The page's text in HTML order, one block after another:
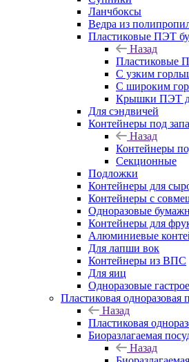
Ланчбоксы
Ведра из
Пластиковые ПЭТ
Назад
Пластиковые
С узким
С широким
Крышки ПЭТ
Для сэндвичей
Контейнеры под
Назад
Контейнеры
Секционные
Подложки
Контейнеры для
Контейнеры с
Одноразовые
Контейнеры для
Алюминиевые
Для лапши вок
Контейнеры из ВПС
Для яиц
Одноразовые
Пластиковая одноразовая
Назад
Пластиковая
Биоразлагаемая
Назад